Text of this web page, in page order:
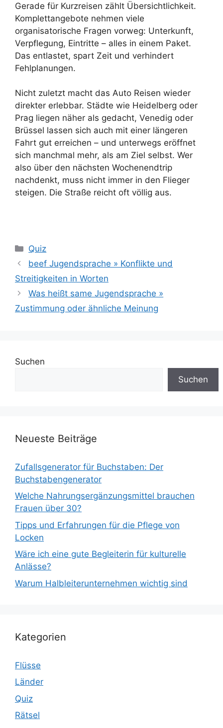
Gerade für Kurzreisen zählt Übersichtlichkeit.
Komplettangebote nehmen viele
organisatorische Fragen vorweg: Unterkunft,
Verpflegung, Eintritte – alles in einem Paket.
Das entlastet, spart Zeit und verhindert
Fehlplanungen.
Nicht zuletzt macht das Auto Reisen wieder
direkter erlebbar. Städte wie Heidelberg oder
Prag liegen näher als gedacht, Venedig oder
Brüssel lassen sich auch mit einer längeren
Fahrt gut erreichen – und unterwegs eröffnet
sich manchmal mehr, als am Ziel selbst. Wer
also über den nächsten Wochenendtrip
nachdenkt, muss nicht immer in den Flieger
steigen. Die Straße reicht oft völlig aus.
Kategorien
Quiz
beef Jugendsprache » Konflikte und
Streitigkeiten in Worten
Was heißt same Jugendsprache »
Zustimmung oder ähnliche Meinung
Suchen
Suchen
Neueste Beiträge
Zufallsgenerator für Buchstaben: Der
Buchstabengenerator
Welche Nahrungsergänzungsmittel brauchen
Frauen über 30?
Tipps und Erfahrungen für die Pflege von
Locken
Wäre ich eine gute Begleiterin für kulturelle
Anlässe?
Warum Halbleiterunternehmen wichtig sind
Kategorien
Flüsse
Länder
Quiz
Rätsel